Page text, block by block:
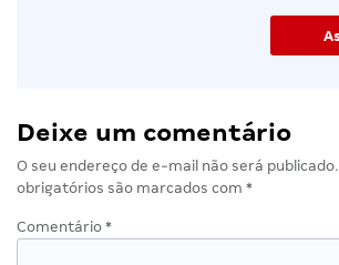
Deixe um comentário
O seu endereço de e-mail não será publicado.
obrigatórios são marcados com *
Comentário *